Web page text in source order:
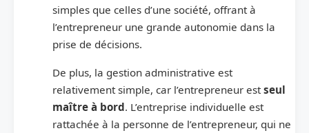
simples que celles d’une société, offrant à
l’entrepreneur une grande autonomie dans la
prise de décisions.
De plus, la gestion administrative est
relativement simple, car l’entrepreneur est seul
maître à bord. L’entreprise individuelle est
rattachée à la personne de l’entrepreneur, qui ne